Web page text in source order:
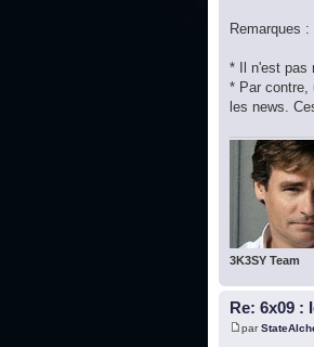
Remarques :
* Il n'est pas
* Par contre,
les news.
3K3SY Team
Re: 6x09 :
par